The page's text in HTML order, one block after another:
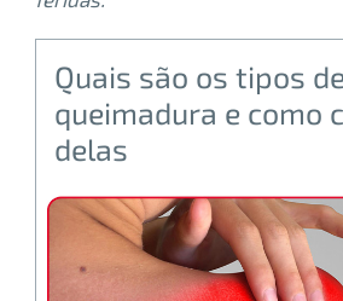
Quais são os tipos
queimadura e como
delas